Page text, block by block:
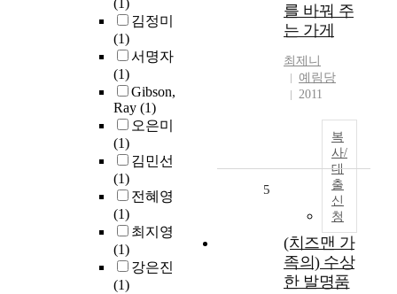
(1)
김정미
(1)
서명자
(1)
Gibson,
Ray (1)
오은미
(1)
김민선
(1)
전혜영
(1)
최지영
(1)
강은진
(1)
를 바꿔 주
는 가게
최제니
예림당
2011
복
사/
대
출
신
청
5
(치즈맨 가
족의) 수상
한 발명품